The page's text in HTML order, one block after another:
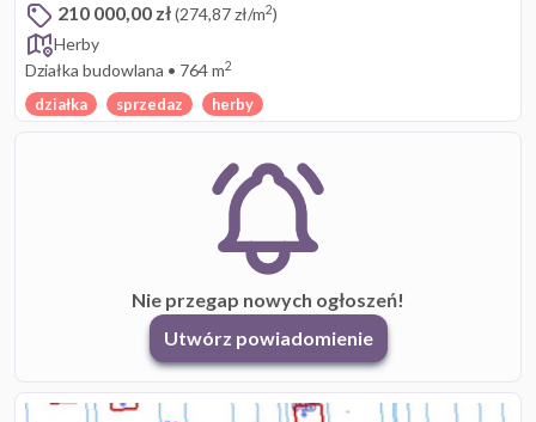
210 000,00 zł(274,87 zł/m2)
Herby
Działka budowlana • 764 m2
działka sprzedaz herby
Nie przegap nowych ogłoszeń!
Utwórz powiadomienie